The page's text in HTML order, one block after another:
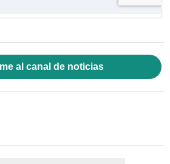
al canal de noticias